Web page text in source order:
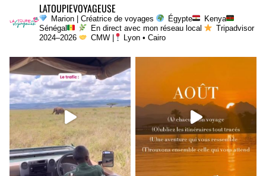
LATOUPIEVOYAGEUSE
Marion | Créatrice de voyages Égypte
Kenya
Sénégal
En direct avec mon réseau local
Tripadvisor
2024–2026
CMW | Lyon • Cairo